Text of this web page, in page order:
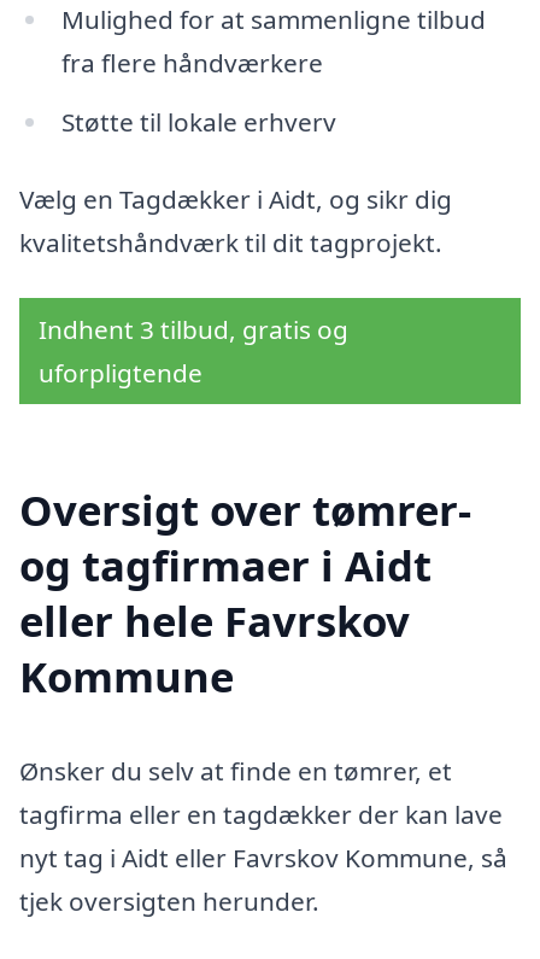
Mulighed for at sammenligne tilbud
fra flere håndværkere
Støtte til lokale erhverv
Vælg en Tagdækker i Aidt, og sikr dig
kvalitetshåndværk til dit tagprojekt.
Indhent 3 tilbud, gratis og
uforpligtende
Oversigt over tømrer-
og tagfirmaer i Aidt
eller hele Favrskov
Kommune
Ønsker du selv at finde en tømrer, et
tagfirma eller en tagdækker der kan lave
nyt tag i Aidt eller Favrskov Kommune, så
tjek oversigten herunder.